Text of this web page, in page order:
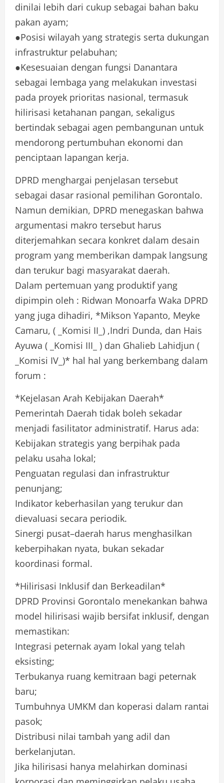
dinilai lebih dari cukup sebagai bahan baku
pakan ayam;
●Posisi wilayah yang strategis serta dukungan
infrastruktur pelabuhan;
●Kesesuaian dengan fungsi Danantara
sebagai lembaga yang melakukan investasi
pada proyek prioritas nasional, termasuk
hilirisasi ketahanan pangan, sekaligus
bertindak sebagai agen pembangunan untuk
mendorong pertumbuhan ekonomi dan
penciptaan lapangan kerja.
DPRD menghargai penjelasan tersebut
sebagai dasar rasional pemilihan Gorontalo.
Namun demikian, DPRD menegaskan bahwa
argumentasi makro tersebut harus
diterjemahkan secara konkret dalam desain
program yang memberikan dampak langsung
dan terukur bagi masyarakat daerah.
Dalam pertemuan yang produktif yang
dipimpin oleh : Ridwan Monoarfa Waka DPRD
yang juga dihadiri, *Mikson Yapanto, Meyke
Camaru, ( _Komisi II_) ,Indri Dunda, dan Hais
Ayuwa ( _Komisi III_ ) dan Ghalieb Lahidjun (
_Komisi IV_)* hal hal yang berkembang dalam
forum :
*Kejelasan Arah Kebijakan Daerah*
Pemerintah Daerah tidak boleh sekadar
menjadi fasilitator administratif. Harus ada:
Kebijakan strategis yang berpihak pada
pelaku usaha lokal;
Penguatan regulasi dan infrastruktur
penunjang;
Indikator keberhasilan yang terukur dan
dievaluasi secara periodik.
Sinergi pusat–daerah harus menghasilkan
keberpihakan nyata, bukan sekadar
koordinasi formal.
*Hilirisasi Inklusif dan Berkeadilan*
DPRD Provinsi Gorontalo menekankan bahwa
model hilirisasi wajib bersifat inklusif, dengan
memastikan:
Integrasi peternak ayam lokal yang telah
eksisting;
Terbukanya ruang kemitraan bagi peternak
baru;
Tumbuhnya UMKM dan koperasi dalam rantai
pasok;
Distribusi nilai tambah yang adil dan
berkelanjutan.
Jika hilirisasi hanya melahirkan dominasi